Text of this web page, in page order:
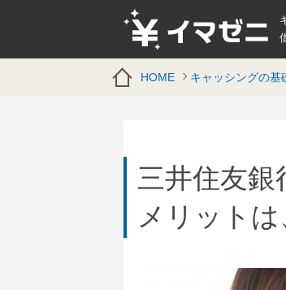
HOME キャッシングの基
三井住友
メリット